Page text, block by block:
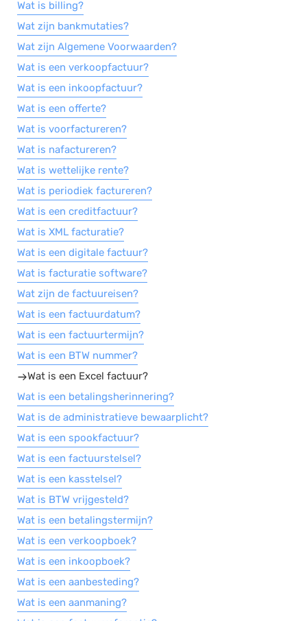
Wat is billing?
Wat zijn bankmutaties?
Wat zijn Algemene Voorwaarden?
Wat is een verkoopfactuur?
Wat is een inkoopfactuur?
Wat is een offerte?
Wat is voorfactureren?
Wat is nafactureren?
Wat is wettelijke rente?
Wat is periodiek factureren?
Wat is een creditfactuur?
Wat is XML facturatie?
Wat is een digitale factuur?
Wat is facturatie software?
Wat zijn de factuureisen?
Wat is een factuurdatum?
Wat is een factuurtermijn?
Wat is een BTW nummer?
Wat is een Excel factuur?
Wat is een betalingsherinnering?
Wat is de administratieve bewaarplicht?
Wat is een spookfactuur?
Wat is een factuurstelsel?
Wat is een kasstelsel?
Wat is BTW vrijgesteld?
Wat is een betalingstermijn?
Wat is een verkoopboek?
Wat is een inkoopboek?
Wat is een aanbesteding?
Wat is een aanmaning?